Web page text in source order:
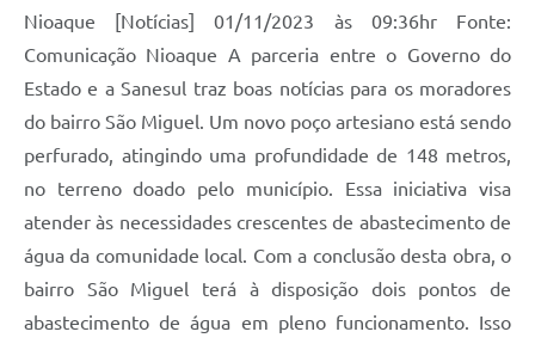
Nioaque [Notícias] 01/11/2023 às 09:36hr Fonte:
Comunicação Nioaque A parceria entre o Governo do
Estado e a Sanesul traz boas notícias para os moradores
do bairro São Miguel. Um novo poço artesiano está sendo
perfurado, atingindo uma profundidade de 148 metros,
no terreno doado pelo município. Essa iniciativa visa
atender às necessidades crescentes de abastecimento de
água da comunidade local. Com a conclusão desta obra, o
bairro São Miguel terá à disposição dois pontos de
abastecimento de água em pleno funcionamento. Isso